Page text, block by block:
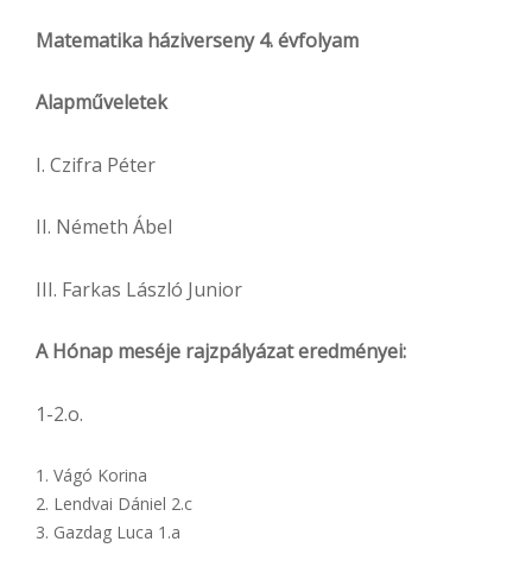
Matematika háziverseny 4. évfolyam
Alapműveletek
I. Czifra Péter
II. Németh Ábel
III. Farkas László Junior
A Hónap meséje rajzpályázat eredményei:
1-2.o.
Vágó Korina
Lendvai Dániel 2.c
Gazdag Luca 1.a